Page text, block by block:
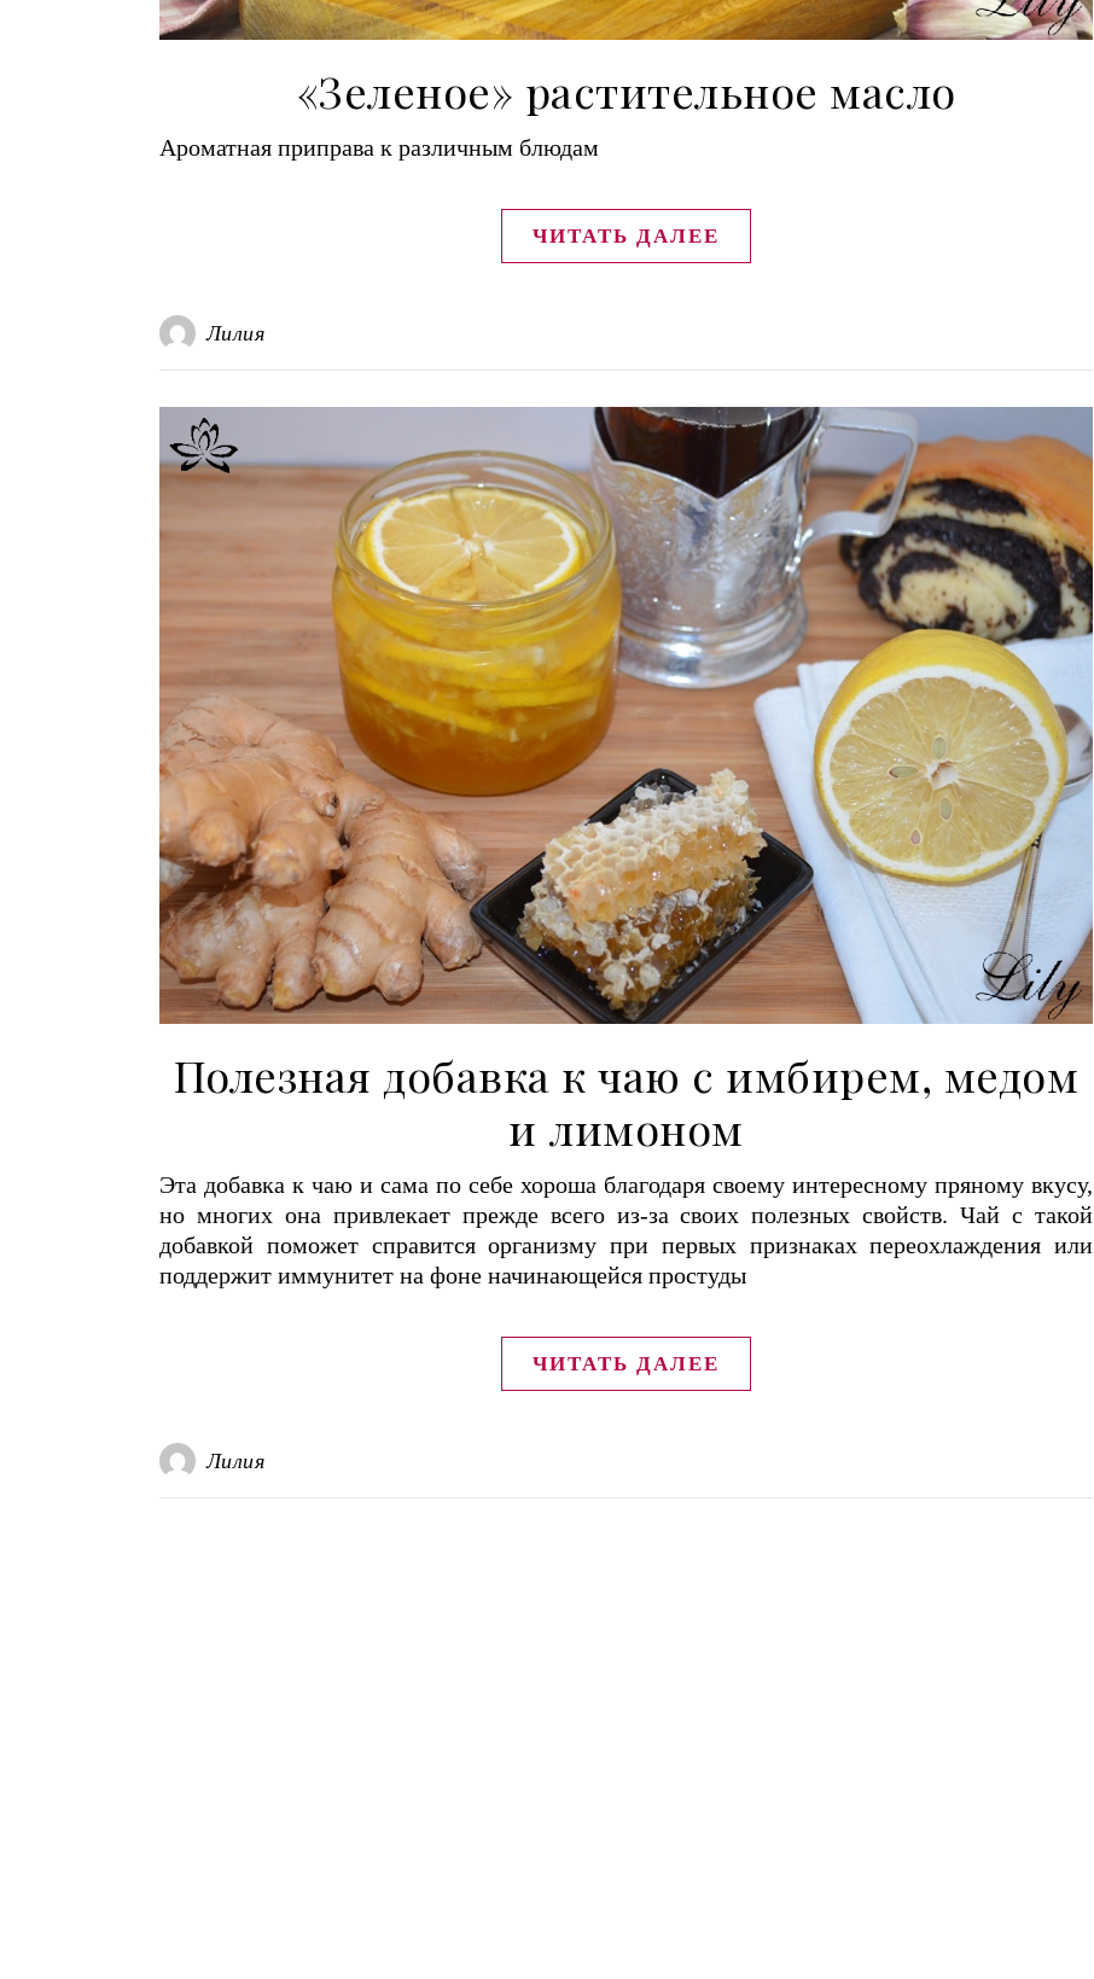
«Зеленое» растительное масло
Ароматная приправа к различным блюдам
ЧИТАТЬ ДАЛЕЕ
Лилия
Полезная добавка к чаю с имбирем, медом
и лимоном
Эта добавка к чаю и сама по себе хороша благодаря своему интересному пряному вкусу,
но многих она привлекает прежде всего из-за своих полезных свойств. Чай с такой
добавкой поможет справится организму при первых признаках переохлаждения или
поддержит иммунитет на фоне начинающейся простуды
ЧИТАТЬ ДАЛЕЕ
Лилия